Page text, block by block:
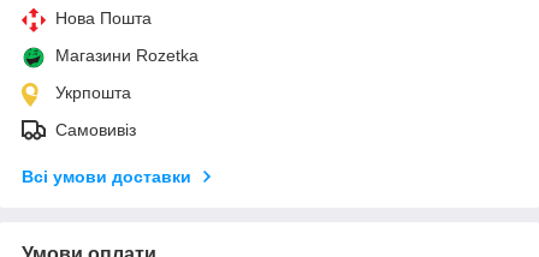
Нова Пошта
Магазини Rozetka
Укрпошта
Самовивіз
Всі умови доставки